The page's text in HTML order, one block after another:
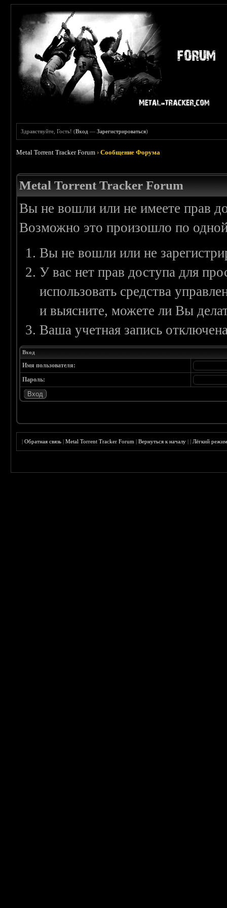
Здравствуйте, Гость! (Вход —Зарегистрироваться)
Metal Torrent Tracker Forum ›Сообщение Форума
Metal Torrent Tracker Forum
Вы не вошли или не имеете прав
Возможно это произошло по
Вы не вошли или не
У вас нет прав доступа для
использовать средства
и выясните, можете ли Вы
Ваша учетная запись
Вход
Имя пользователя:
Пароль:
|Обратная связь |Metal Torrent Tracker Forum |Вернуться к началу ||Лёгкий